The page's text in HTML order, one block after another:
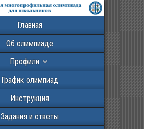
Главная
Об олимпиаде
Профили
График олимпиад
Инструкция
Задания и ответы